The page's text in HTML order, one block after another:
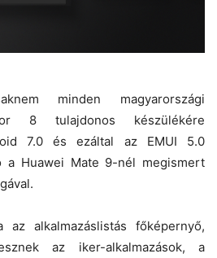
minden magyarországi
8 tulajdonos készülékére
7.0 és ezáltal az EMUI 5.0
Huawei Mate 9-nél megismert
alkalmazáslistás főképernyő,
az iker-alkalmazások, a